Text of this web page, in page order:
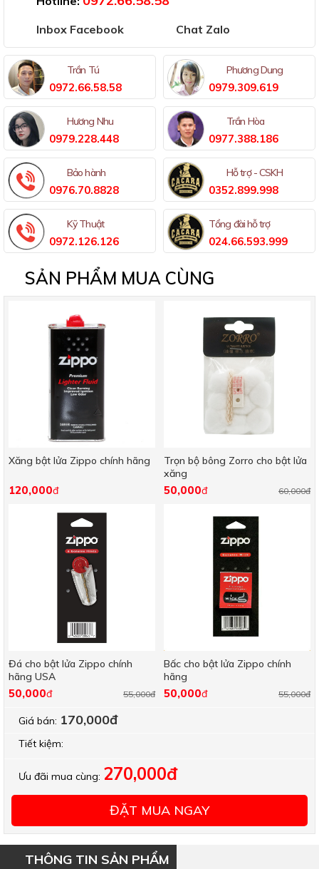
Inbox Facebook Chat Zalo
Trần Tú
0972.66.58.58
Phương Dung
0979.309.619
Hương Nhu
0979.228.448
Trần Hòa
0977.388.186
Bảo hành
0976.70.8828
Hỗ trợ - CSKH
0352.899.998
Kỹ Thuật
0972.126.126
Tổng đài hỗ trợ
024.66.593.999
SẢN PHẨM MUA CÙNG
Xăng bật lửa Zippo chính hãng
120,000đ
Trọn bộ bông Zorro cho bật lửa
xăng
60,000đ
50,000đ
Đá cho bật lửa Zippo chính
hãng USA
55,000đ
50,000đ
Bấc cho bật lửa Zippo chính
hãng
55,000đ
50,000đ
Giá bán: 170,000đ
Tiết kiệm:
Ưu đãi mua cùng: 270,000đ
ĐẶT MUA NGAY
THÔNG TIN SẢN PHẨM